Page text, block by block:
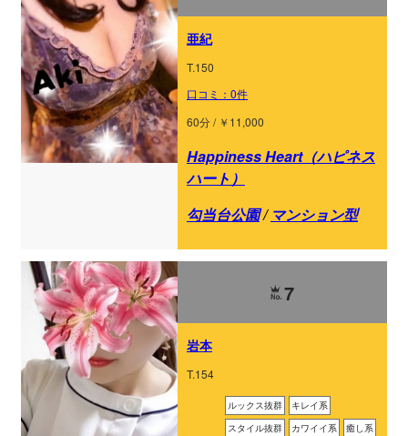
亜紀
T.150
口コミ：0件
60分 / ￥11,000
Happiness Heart（ハピネス
ハート）
勾当台公園/ マンション型
7
岩本
T.154
ルックス抜群
キレイ系
スタイル抜群
カワイイ系
癒し系